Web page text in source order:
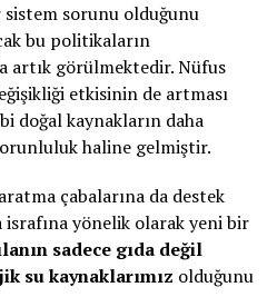
sorunu olduğunu
bu politikaların
artık görülmektedir. Nüfus
etkisinin de artması
doğal kaynakların daha
haline gelmiştir.
çabalarına da destek
israfına yönelik olarak yeni bir
sadece gıda değil
su kaynaklarımız olduğunu